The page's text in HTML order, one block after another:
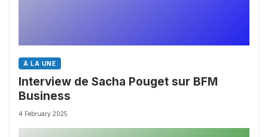
À LA UNE
Interview de Sacha Pouget sur BFM
Business
4 February 2025